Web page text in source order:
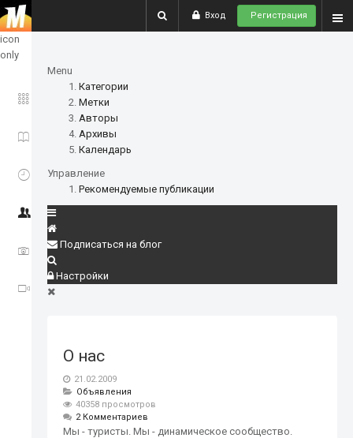
Вход Регистрация
show
icon
only
ГЛАВНОЕ
ИСТОРИИ
СОБЫТИЯ
СООБЩЕСТВО
ФОТО
ВИДЕО
Menu
Категории
Метки
Авторы
Архивы
Календарь
Управление
Рекомендуемые публикации
Подписаться на блог
Настройки
О нас
21.02.2009
Объявления
40358 просмотров
2 Комментариев
Мы - туристы. Мы - динамическое сообщество.